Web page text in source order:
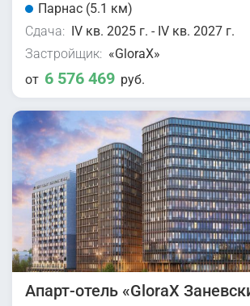
Парнас (5.1 км)
Сдача: IV кв. 2025 г. - IV кв. 2027 г.
Застройщик: «GloraX»
от 6 576 469 руб.
Апарт-отель «GloraX